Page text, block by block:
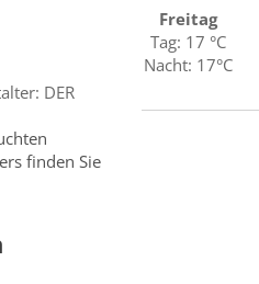
DER
finden Sie
Freitag
Tag: 17 °C
Nacht: 17°C